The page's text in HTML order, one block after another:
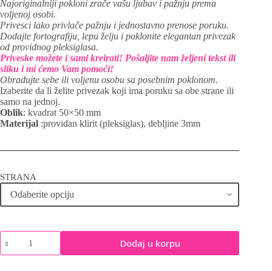
Najoriginalniji pokloni zrače vašu ljubav i pažnju prema
voljenoj osobi.
Privesci lako privlače pažnju i jednostavno prenose poruku.
Dodajte fortografiju, lepu želju i poklonite elegantan privezak
od providnog pleksiglasa.
Priveske možete i sami kreirati! Pošaljite nam željeni tekst ili
sliku i mi ćemo Vam pomoći!
Obradujte sebe ili voljenu osobu sa posebnim poklonom.
Izaberite da li želite privezak koji ima poruku sa obe strane ili
samo na jednoj.
Oblik: kvadrat 50×50 mm
Materijal :providan klirit (pleksiglas), debljine 3mm
STRANA
Privezak
za
ključeve
Dodaj u korpu